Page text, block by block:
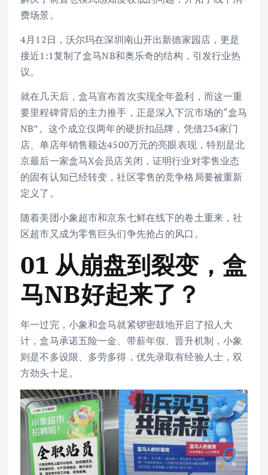
费场景。
4月12日，沃尔玛在深圳南山开出新德家园店，更是
接近1:1复制了盒马NB和奥乐奇的结构，引发行业热
议。
就在几天后，盒马宣布首次实现全年盈利，而这一重
要里程碑背后的主力推手，正是深入下沉市场的“盒马
NB”。这个成立仅两年的硬折扣品牌，凭借234家门
店、单店年销售额达4500万元的亮眼表现，特别是北
京最后一家盒马X会员店关闭，证明行业对零售业态
的固有认知已经转变，社区零售的竞争格局要被重新
定义了。
随着美团小象超市和京东七鲜在线下的卷土重来，社
区超市又成为零售巨头们争先抢占的风口。
01 从崩盘到裂变，盒
马NB好起来了？
年一过完，小象和盒马就紧锣密鼓地开启了招人大
计，盒马承诺五险一金、带薪年假、晋升机制，小象
则是不多设限、多劳多得，优先录取有经验人士，双
方劲头十足。